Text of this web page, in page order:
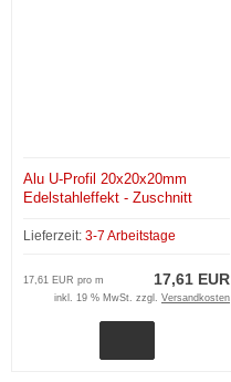
Alu U-Profil 20x20x20mm
Edelstahleffekt - Zuschnitt
Lieferzeit: 3-7 Arbeitstage
17,61 EUR
17,61 EUR pro m
inkl. 19 % MwSt. zzgl. Versandkosten